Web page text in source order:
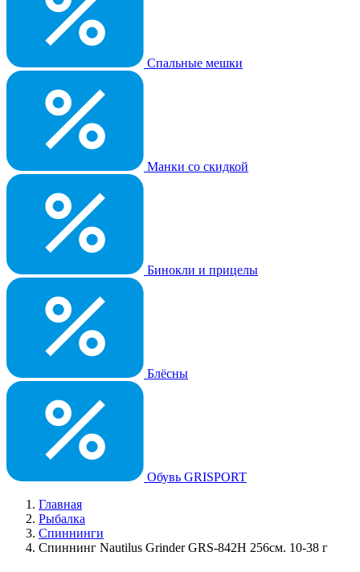
Спальные мешки
Манки со скидкой
Бинокли и прицелы
Блёсны
Обувь GRISPORT
Главная
Рыбалка
Спиннинги
Спиннинг Nautilus Grinder GRS-842H 256см. 10-38 г